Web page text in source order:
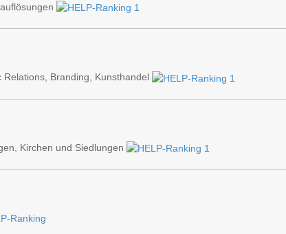
Branding, Kunsthandel
Kirchen und Siedlungen